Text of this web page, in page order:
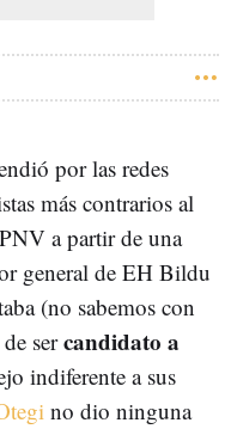
por las redes
más contrarios al
a partir de una
general de EH Bildu
(no sabemos con
sercandidato a
indiferente a sus
no dio ninguna